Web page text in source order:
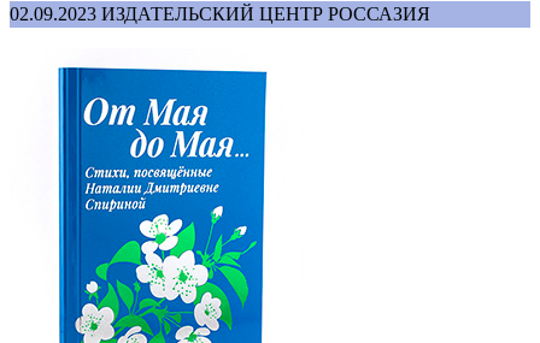
02.09.2023 ИЗДАТЕЛЬСКИЙ ЦЕНТР РОССАЗИЯ